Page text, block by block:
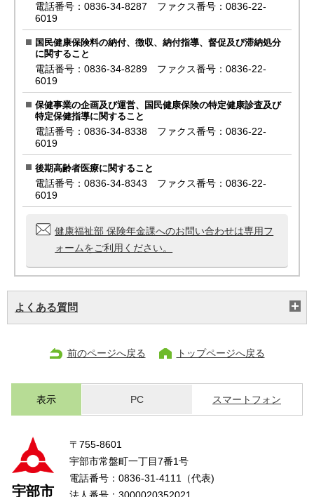
電話番号：0836-34-8287 ファクス番号：0836-22-
6019
国民健康保険料の納付、徴収、納付指導、督促及び滞納処分
に関すること
電話番号：0836-34-8289 ファクス番号：0836-22-
6019
保健事業の企画及び運営、国民健康保険の特定健康診査及び
特定保健指導に関すること
電話番号：0836-34-8338 ファクス番号：0836-22-
6019
後期高齢者医療に関すること
電話番号：0836-34-8343 ファクス番号：0836-22-
6019
健康福祉部 保険年金課へのお問い合わせは専用フ
ォームをご利用ください。
よくある質問
前のページへ戻る トップページへ戻る
表示 PC スマートフォン
宇部市
〒755-8601
宇部市常盤町一丁目7番1号
電話番号：0836-31-4111（代表)